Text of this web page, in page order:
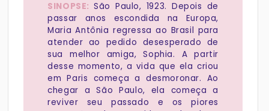
SINOPSE:São Paulo, 1923. Depois de
passar anos escondida na Europa,
Maria Antônia regressa ao Brasil para
atender ao pedido desesperado de
sua melhor amiga, Sophia. A partir
desse momento, a vida que ela criou
em Paris começa a desmoronar. Ao
chegar a São Paulo, ela começa a
reviver seu passado e os piores